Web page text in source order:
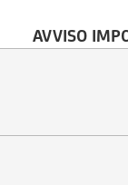
AVVISO